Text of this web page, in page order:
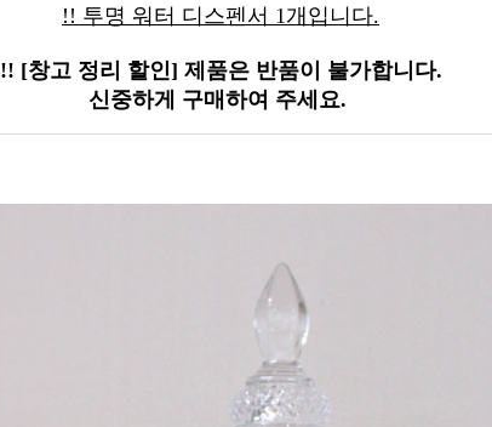
!! 투명 워터 디스펜서 1개입니다.
!! [창고 정리 할인] 제품은 반품이 불가합니다.
신중하게 구매하여 주세요.